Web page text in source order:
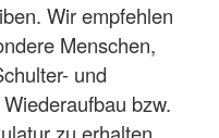
Wir empfehlen
Menschen,
und
bzw.